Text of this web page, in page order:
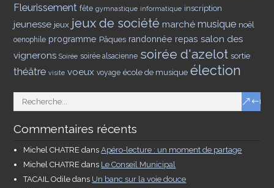
Fleurissement fête gymnastique informatique inscription
jeunesse jeux jeux de société marché musique noël
oenophile programme Pâques randonnée repas salon des
vignerons Soirée soirée alsacienne soirée d'azelot sortie
théâtre visite voeux voyage école de musique élection
Commentaires récents
Michel CHATRE dansApéro-lecture : un moment de partage
Michel CHATRE dans Le Conseil Municipal
TACAIL Odile dans Un banc sur la voie douce